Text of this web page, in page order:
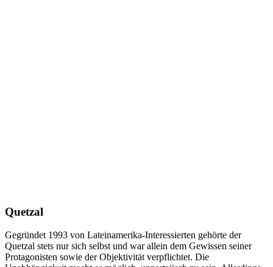
Quetzal
Gegründet 1993 von Lateinamerika-Interessierten gehörte der
Quetzal stets nur sich selbst und war allein dem Gewissen seiner
Protagonisten sowie der Objektivität verpflichtet. Die